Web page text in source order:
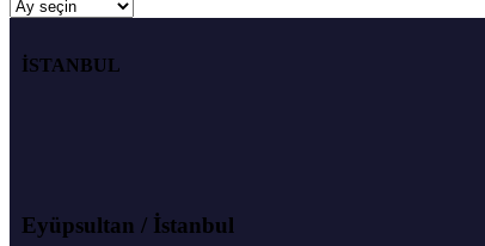
İSTANBUL
Eyüpsultan / İstanbul